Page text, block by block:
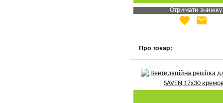
Отримати знижку
Яка Ваша ціна
favorite email
Про товар: